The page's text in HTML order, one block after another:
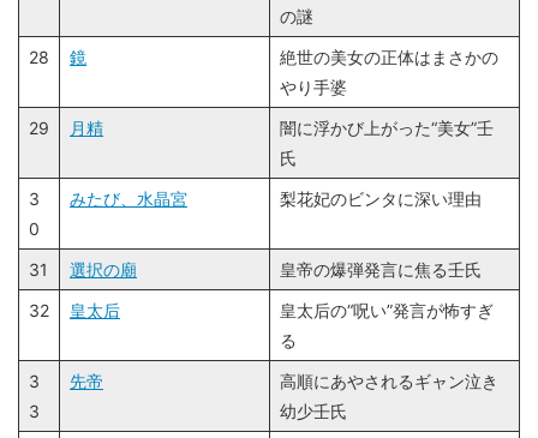
の謎
28
鏡
絶世の美女の正体はまさかの
やり手婆
29
月精
闇に浮かび上がった“美女”壬
氏
3
0
みたび、水晶宮 梨花妃のビンタに深い理由
31 選択の廟
皇帝の爆弾発言に焦る壬氏
32
皇太后
皇太后の“呪い”発言が怖すぎ
る
3
3
先帝
高順にあやされるギャン泣き
幼少壬氏